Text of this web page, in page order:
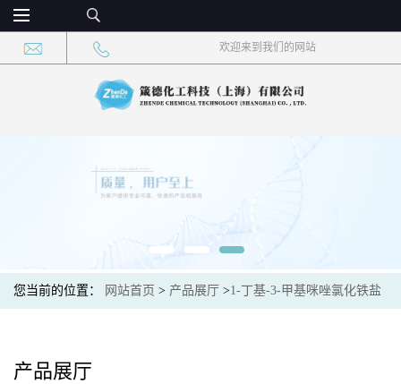
欢迎来到我们的网站
您当前的位置： 网站首页 > 产品展厅 >1-丁基-3-甲基咪唑氯化铁盐
产品展厅